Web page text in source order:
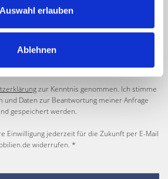
Auswahl erlauben
Ablehnen
zur Kenntnis genommen. Ich stimme
und Daten zur Beantwortung meiner Anfrage
gespeichert werden.
Einwilligung jederzeit für die Zukunft per E-Mail
widerrufen. *